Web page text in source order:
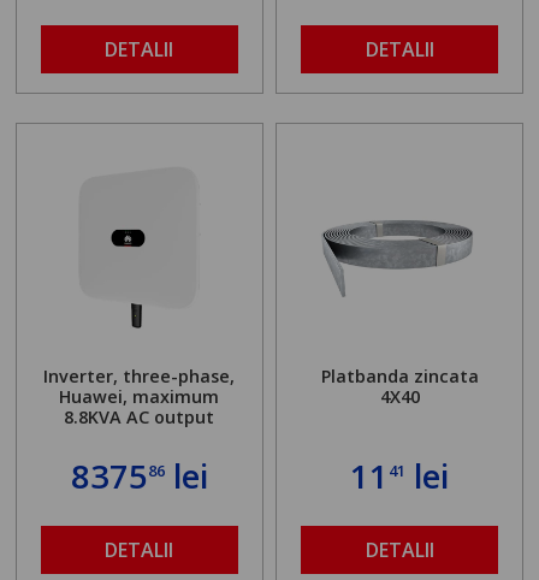
DETALII DETALII
Inverter, three-phase,
Huawei, maximum
8.8KVA AC output
837586lei
DETALII
Platbanda zincata
4X40
11 41 lei
DETALII